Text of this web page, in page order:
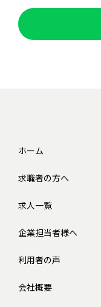
ホーム
求職者の方へ
求人一覧
企業担当者様へ
利用者の声
会社概要